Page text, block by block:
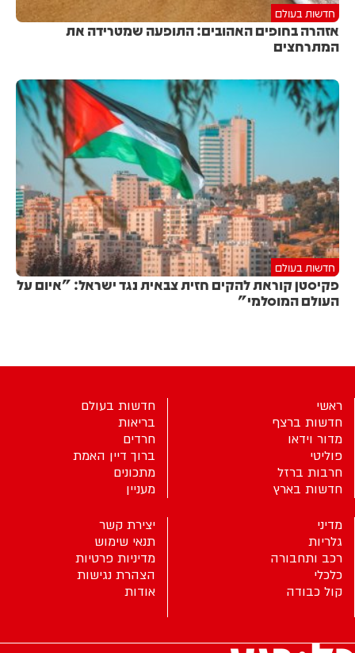
חדשות בעולם
אזהרה בחופים האהובים: התופעה שמטרידה את
המתרחצים
חדשות בעולם
פקיסטן קוראת להקים חזית צבאית נגד ישראל: "איום על
העולם המוסלמי"
ראשי
חדשות ברצף
מדור וידאו
פוליטי
חרבות ברזל
חדשות בארץ
חדשות בעולם
בריאות
חרדים
ברוך דיין האמת
מתכונים
מעניין
מדיני
גלריות
רכב ותחבורה
כלכלי
קול כבודה
יצירת קשר
תנאי שימוש
מדיניות פרטיות
הצהרת נגישות
אודות